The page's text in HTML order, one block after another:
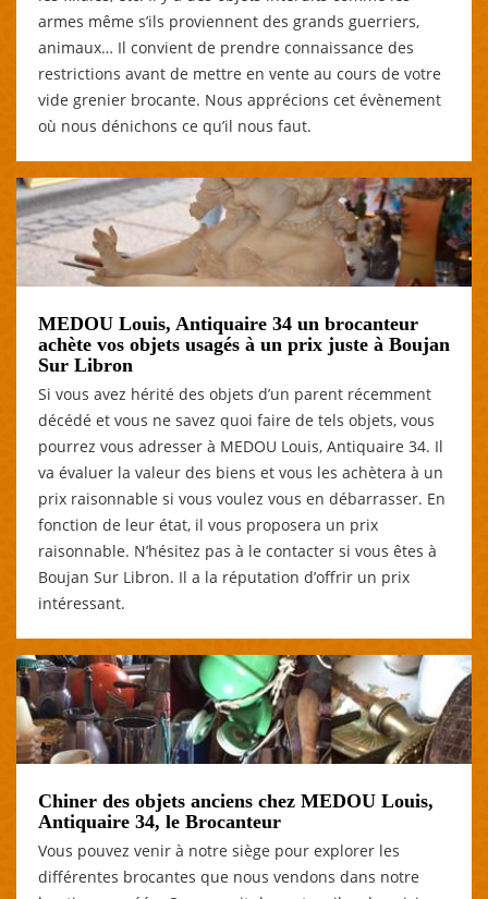
armes même s’ils proviennent des grands guerriers,
animaux… Il convient de prendre connaissance des
restrictions avant de mettre en vente au cours de votre
vide grenier brocante. Nous apprécions cet évènement
où nous dénichons ce qu’il nous faut.
MEDOU Louis, Antiquaire 34 un brocanteur
achète vos objets usagés à un prix juste à Boujan
Sur Libron
Si vous avez hérité des objets d’un parent récemment
décédé et vous ne savez quoi faire de tels objets, vous
pourrez vous adresser à MEDOU Louis, Antiquaire 34. Il
va évaluer la valeur des biens et vous les achètera à un
prix raisonnable si vous voulez vous en débarrasser. En
fonction de leur état, il vous proposera un prix
raisonnable. N’hésitez pas à le contacter si vous êtes à
Boujan Sur Libron. Il a la réputation d’offrir un prix
intéressant.
Chiner des objets anciens chez MEDOU Louis,
Antiquaire 34, le Brocanteur
Vous pouvez venir à notre siège pour explorer les
différentes brocantes que nous vendons dans notre